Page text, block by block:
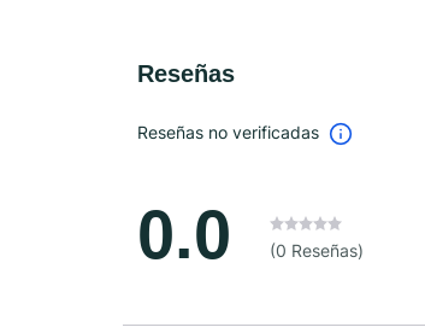
Reseñas
Reseñas no verificadas
0.0 (0 Reseñas)